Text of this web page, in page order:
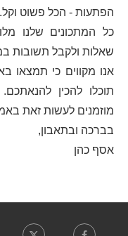
הפתעות - הכל פשוט וקל.
כל המתכונים שלנו
שאלות ולקבל תשובות
אנו מקווים כי תמצאו
תוכלו להכין
מוזמנים לעשות זאת
בברכה ובתאבון,
אסף כהן